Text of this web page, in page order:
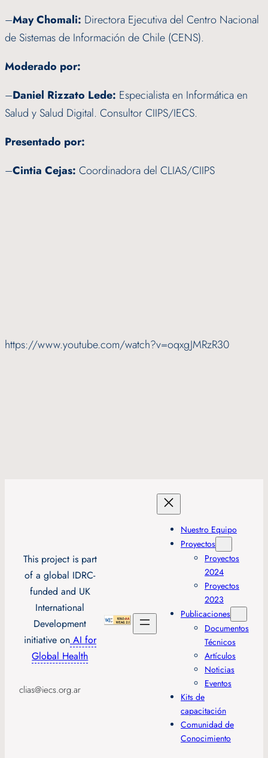
–May Chomali: Directora Ejecutiva del Centro Nacional
de Sistemas de Información de Chile (CENS).
Moderado por:
–Daniel Rizzato Lede: Especialista en Informática en
Salud y Salud Digital. Consultor CIIPS/IECS.
Presentado por:
–Cintia Cejas: Coordinadora del CLIAS/CIIPS
https://www.youtube.com/watch?v=oqxgJMRzR30
This project is part
of a global IDRC-
funded and UK
International
Development
initiative onAI for
Global Health
clias@iecs.org.ar
Nuestro Equipo
Proyectos
Proyectos
2024
Proyectos
2023
Publicaciones
Documentos
Técnicos
Artículos
Noticias
Eventos
Kits de
capacitación
Comunidad de
Conocimiento